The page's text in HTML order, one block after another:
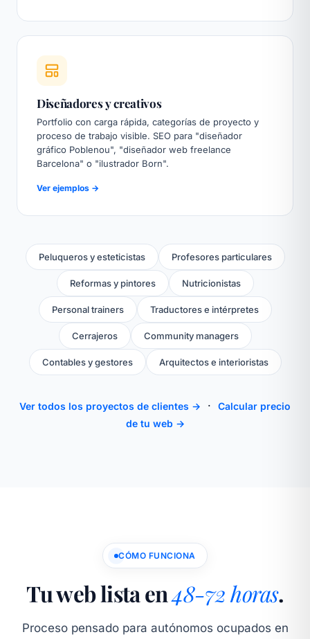
Diseñadores y creativos
Portfolio con carga rápida, categorías de proyecto y
proceso de trabajo visible. SEO para "diseñador
gráfico Poblenou", "diseñador web freelance
Barcelona" o "ilustrador Born".
Ver ejemplos →
Peluqueros y esteticistas Profesores particulares
Reformas y pintores Nutricionistas
Personal trainers Traductores e intérpretes
Cerrajeros Community managers
Contables y gestores Arquitectos e interioristas
Ver todos los proyectos de clientes → · Calcular precio
de tu web →
CÓMO FUNCIONA
Tu web lista en48-72 horas.
Proceso pensado para autónomos ocupados en